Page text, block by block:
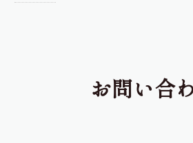
お問い合